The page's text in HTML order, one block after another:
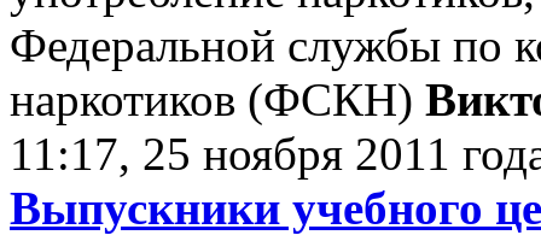
Федеральной службы по
наркотиков (ФСКН)
11:17, 25 ноября 2011
Выпускники учебного